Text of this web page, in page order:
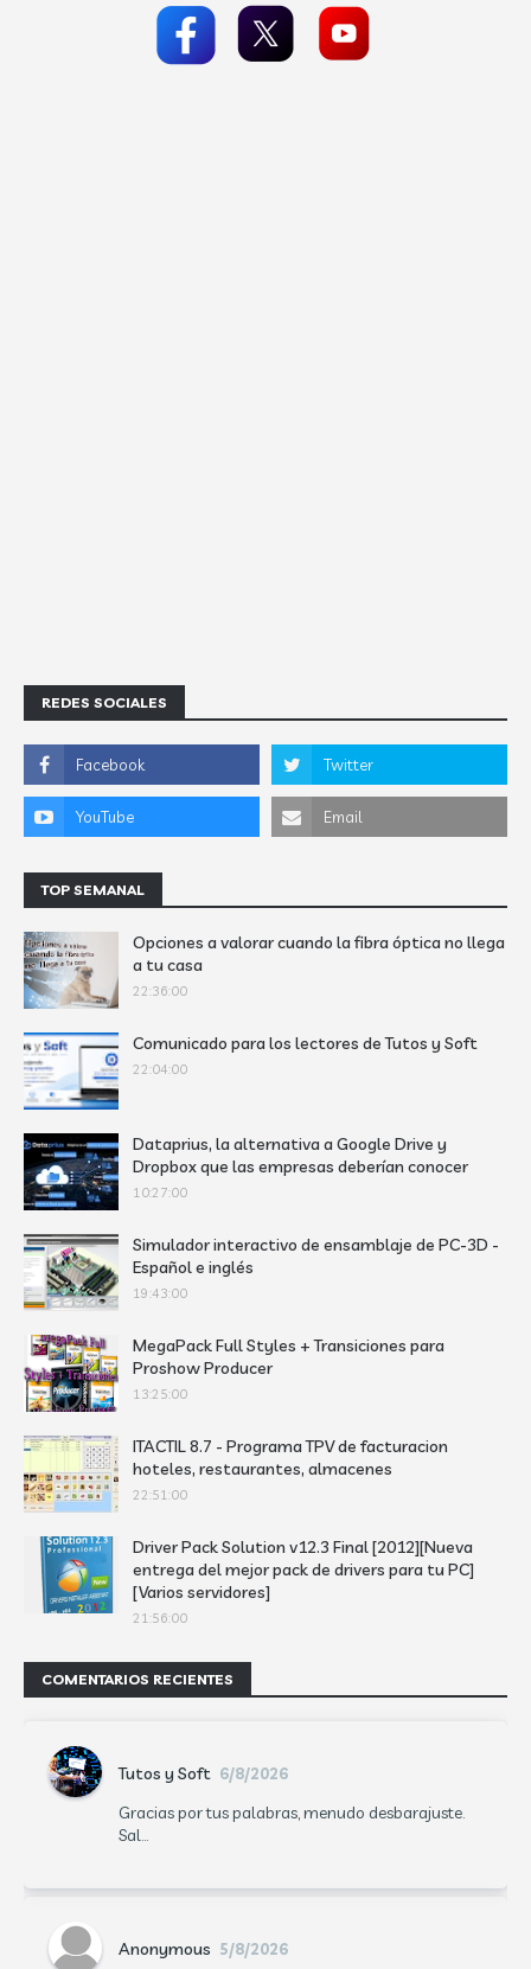
REDES SOCIALES
TOP SEMANAL
Opciones a valorar cuando la fibra óptica no llega
a tu casa
22:36:00
Comunicado para los lectores de Tutos y Soft
22:04:00
Dataprius, la alternativa a Google Drive y
Dropbox que las empresas deberían conocer
10:27:00
Simulador interactivo de ensamblaje de PC-3D -
Español e inglés
19:43:00
MegaPack Full Styles + Transiciones para
Proshow Producer
13:25:00
ITACTIL 8.7 - Programa TPV de facturacion
hoteles, restaurantes, almacenes
22:51:00
Driver Pack Solution v12.3 Final [2012][Nueva
entrega del mejor pack de drivers para tu PC]
[Varios servidores]
21:56:00
COMENTARIOS RECIENTES
Tutos y Soft 6/8/2026
Gracias por tus palabras, menudo desbarajuste.
Sal...
Anonymous 5/8/2026